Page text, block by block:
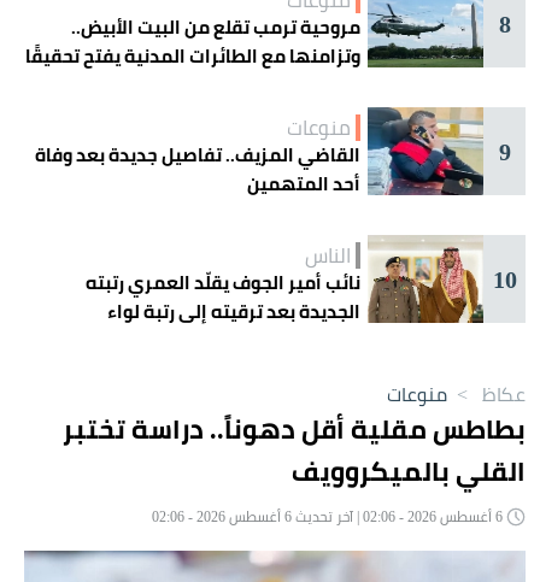
8
مروحية ترمب تقلع من البيت الأبيض..
وتزامنها مع الطائرات المدنية يفتح تحقيقًا
9
منوعات
القاضي المزيف.. تفاصيل جديدة بعد وفاة
أحد المتهمين
10
الناس
نائب أمير الجوف يقلّد العمري رتبته
الجديدة بعد ترقيته إلى رتبة لواء
عكاظ > منوعات
بطاطس مقلية أقل دهوناً.. دراسة تختبر
القلي بالميكروويف